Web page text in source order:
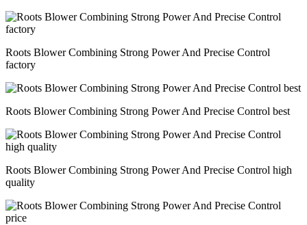
Roots Blower Combining Strong Power And Precise Control
factory
Roots Blower Combining Strong Power And Precise Control best
Roots Blower Combining Strong Power And Precise Control high
quality